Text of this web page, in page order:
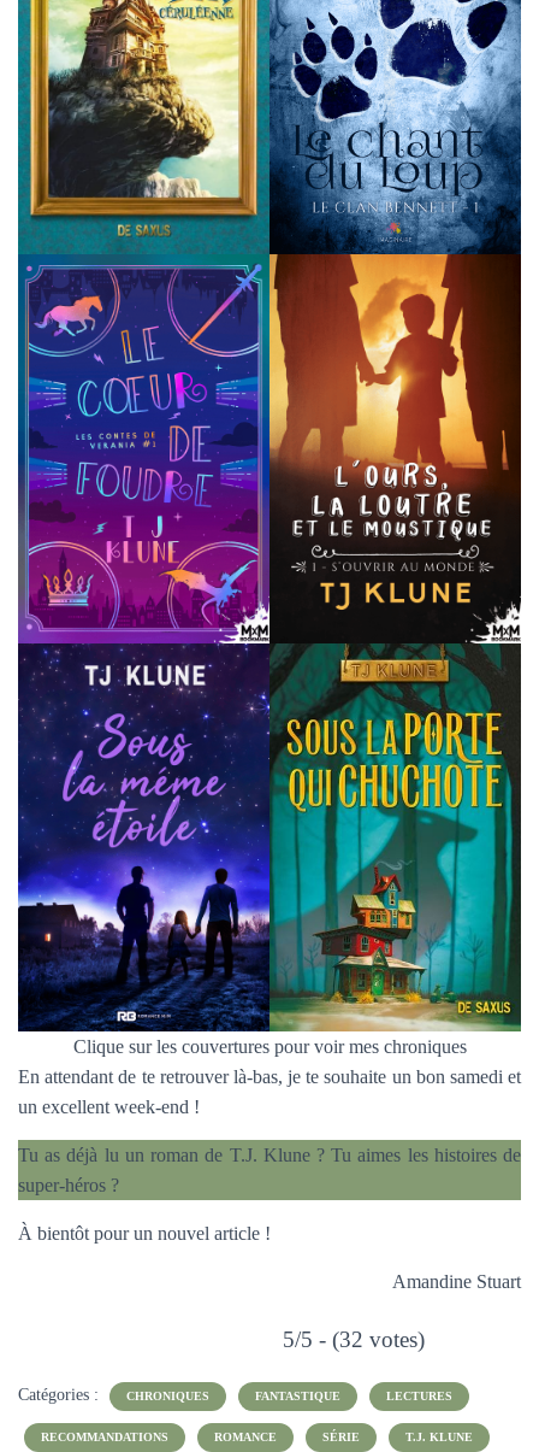
Clique sur les couvertures pour voir mes chroniques
En attendant de te retrouver là-bas, je te souhaite un bon samedi et
un excellent week-end !
Tu as déjà lu un roman de T.J. Klune ? Tu aimes les histoires de
super-héros ?
À bientôt pour un nouvel article !
Amandine Stuart
5/5 - (32 votes)
Catégories : CHRONIQUES FANTASTIQUE LECTURES
RECOMMANDATIONS ROMANCE SÉRIE T.J. KLUNE